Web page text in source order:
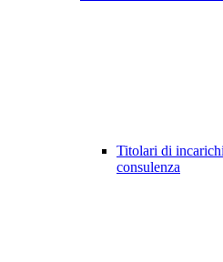
Titolari di
consulenza